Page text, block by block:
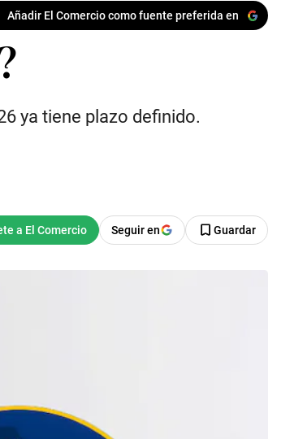
Añadir El Comercio como fuente preferida en
ya tiene plazo definido.
Seguir en Guardar